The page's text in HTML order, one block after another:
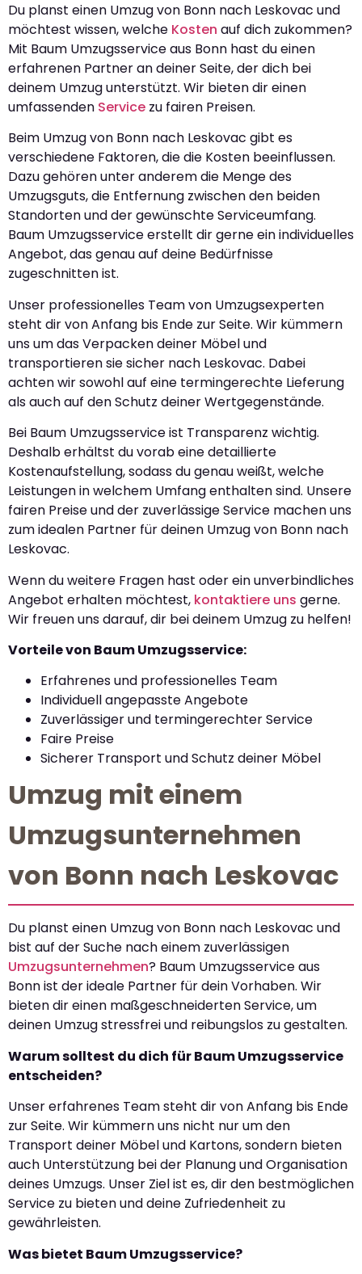
Du planst einen Umzug von Bonn nach Leskovac und
möchtest wissen, welche Kosten auf dich zukommen?
Mit Baum Umzugsservice aus Bonn hast du einen
erfahrenen Partner an deiner Seite, der dich bei
deinem Umzug unterstützt. Wir bieten dir einen
umfassenden Service zu fairen Preisen.
Beim Umzug von Bonn nach Leskovac gibt es
verschiedene Faktoren, die die Kosten beeinflussen.
Dazu gehören unter anderem die Menge des
Umzugsguts, die Entfernung zwischen den beiden
Standorten und der gewünschte Serviceumfang.
Baum Umzugsservice erstellt dir gerne ein individuelles
Angebot, das genau auf deine Bedürfnisse
zugeschnitten ist.
Unser professionelles Team von Umzugsexperten
steht dir von Anfang bis Ende zur Seite. Wir kümmern
uns um das Verpacken deiner Möbel und
transportieren sie sicher nach Leskovac. Dabei
achten wir sowohl auf eine termingerechte Lieferung
als auch auf den Schutz deiner Wertgegenstände.
Bei Baum Umzugsservice ist Transparenz wichtig.
Deshalb erhältst du vorab eine detaillierte
Kostenaufstellung, sodass du genau weißt, welche
Leistungen in welchem Umfang enthalten sind. Unsere
fairen Preise und der zuverlässige Service machen uns
zum idealen Partner für deinen Umzug von Bonn nach
Leskovac.
Wenn du weitere Fragen hast oder ein unverbindliches
Angebot erhalten möchtest, kontaktiere uns gerne.
Wir freuen uns darauf, dir bei deinem Umzug zu helfen!
Vorteile von Baum Umzugsservice:
Erfahrenes und professionelles Team
Individuell angepasste Angebote
Zuverlässiger und termingerechter Service
Faire Preise
Sicherer Transport und Schutz deiner Möbel
Umzug mit einem
Umzugsunternehmen
von Bonn nach Leskovac
Du planst einen Umzug von Bonn nach Leskovac und
bist auf der Suche nach einem zuverlässigen
Umzugsunternehmen? Baum Umzugsservice aus
Bonn ist der ideale Partner für dein Vorhaben. Wir
bieten dir einen maßgeschneiderten Service, um
deinen Umzug stressfrei und reibungslos zu gestalten.
Warum solltest du dich für Baum Umzugsservice
entscheiden?
Unser erfahrenes Team steht dir von Anfang bis Ende
zur Seite. Wir kümmern uns nicht nur um den
Transport deiner Möbel und Kartons, sondern bieten
auch Unterstützung bei der Planung und Organisation
deines Umzugs. Unser Ziel ist es, dir den bestmöglichen
Service zu bieten und deine Zufriedenheit zu
gewährleisten.
Was bietet Baum Umzugsservice?